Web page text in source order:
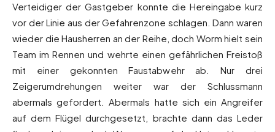
Verteidiger der Gastgeber konnte die Hereingabe kurz
vor der Linie aus der Gefahrenzone schlagen. Dann waren
wieder die Hausherren an der Reihe, doch Worm hielt sein
Team im Rennen und wehrte einen gefährlichen Freistoß
mit einer gekonnten Faustabwehr ab. Nur drei
Zeigerumdrehungen weiter war der Schlussmann
abermals gefordert. Abermals hatte sich ein Angreifer
auf dem Flügel durchgesetzt, brachte dann das Leder